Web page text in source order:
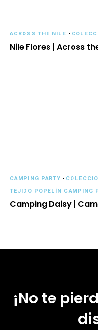
ACROSS THE NILE -
Nile Flores | Across
CAMPING PARTY -
TEJIDO POPELÍN CAMPING
Camping Daisy |
¡No te